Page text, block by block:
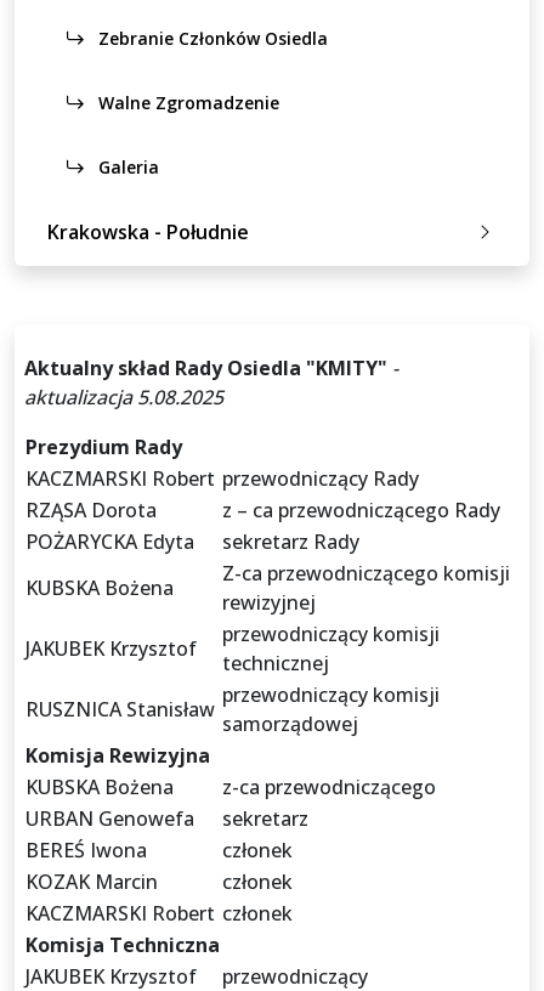
Zebranie Członków Osiedla
Walne Zgromadzenie
Galeria
Krakowska - Południe
Aktualny skład Rady Osiedla "KMITY" -
aktualizacja 5.08.2025
Prezydium Rady
KACZMARSKI Robert przewodniczący Rady
RZĄSA Dorota
z – ca przewodniczącego Rady
POŻARYCKA Edyta
sekretarz Rady
KUBSKA Bożena
Z-ca przewodniczącego komisji
rewizyjnej
JAKUBEK Krzysztof
przewodniczący komisji
technicznej
RUSZNICA Stanisław
przewodniczący komisji
samorządowej
Komisja Rewizyjna
KUBSKA Bożena
z-ca przewodniczącego
URBAN Genowefa
sekretarz
BEREŚ Iwona
członek
KOZAK Marcin
członek
KACZMARSKI Robert członek
Komisja Techniczna
JAKUBEK Krzysztof
przewodniczący